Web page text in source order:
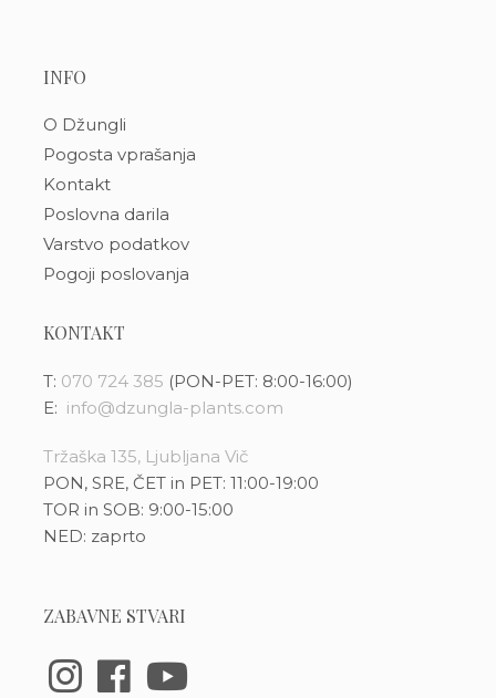
INFO
O Džungli
Pogosta vprašanja
Kontakt
Poslovna darila
Varstvo podatkov
Pogoji poslovanja
KONTAKT
T: 070 724 385 (PON-PET: 8:00-16:00)
E: info@dzungla-plants.com
Tržaška 135, Ljubljana Vič
PON, SRE, ČET in PET: 11:00-19:00
TOR in SOB: 9:00-15:00
NED: zaprto
ZABAVNE STVARI